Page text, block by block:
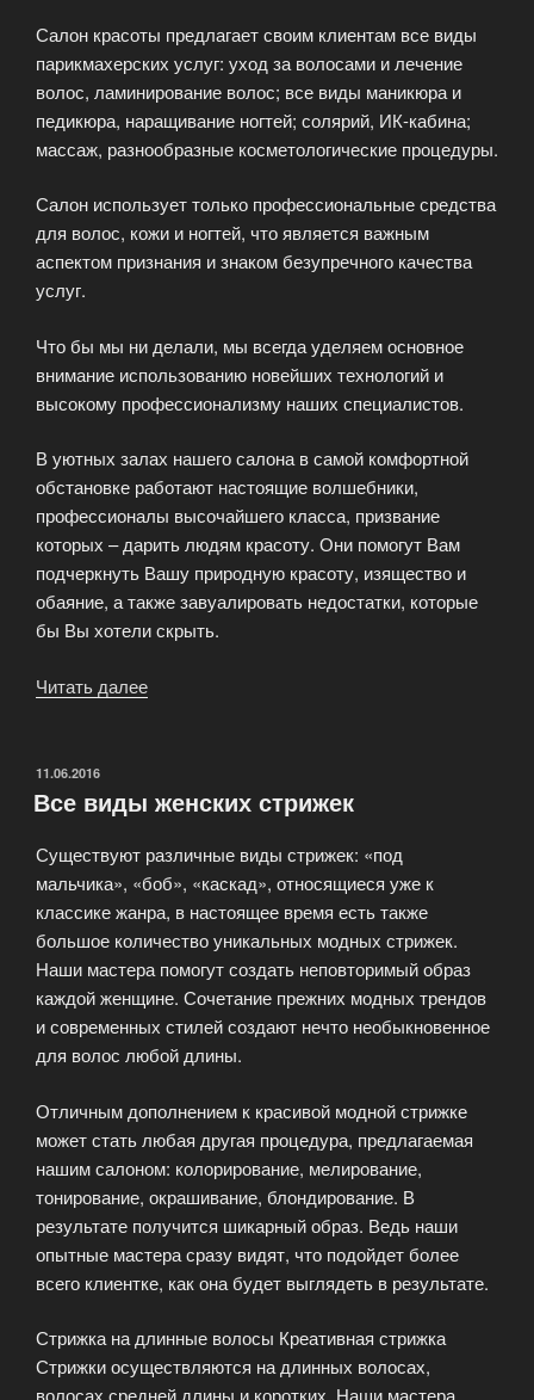
Салон красоты предлагает своим клиентам все виды
парикмахерских услуг: уход за волосами и лечение
волос, ламинирование волос; все виды маникюра и
педикюра, наращивание ногтей; солярий, ИК-кабина;
массаж, разнообразные косметологические процедуры.
Салон использует только профессиональные средства
для волос, кожи и ногтей, что является важным
аспектом признания и знаком безупречного качества
услуг.
Что бы мы ни делали, мы всегда уделяем основное
внимание использованию новейших технологий и
высокому профессионализму наших специалистов.
В уютных залах нашего салона в самой комфортной
обстановке работают настоящие волшебники,
профессионалы высочайшего класса, призвание
которых – дарить людям красоту. Они помогут Вам
подчеркнуть Вашу природную красоту, изящество и
обаяние, а также завуалировать недостатки, которые
бы Вы хотели скрыть.
Читать далее
ОПУБЛИКОВАНО
11.06.2016
Все виды женских стрижек
Существуют различные виды стрижек: «под
мальчика», «боб», «каскад», относящиеся уже к
классике жанра, в настоящее время есть также
большое количество уникальных модных стрижек.
Наши мастера помогут создать неповторимый образ
каждой женщине. Сочетание прежних модных трендов
и современных стилей создают нечто необыкновенное
для волос любой длины.
Отличным дополнением к красивой модной стрижке
может стать любая другая процедура, предлагаемая
нашим салоном: колорирование, мелирование,
тонирование, окрашивание, блондирование. В
результате получится шикарный образ. Ведь наши
опытные мастера сразу видят, что подойдет более
всего клиентке, как она будет выглядеть в результате.
Стрижка на длинные волосы Креативная стрижка
Стрижки осуществляются на длинных волосах,
волосах средней длины и коротких. Наши мастера